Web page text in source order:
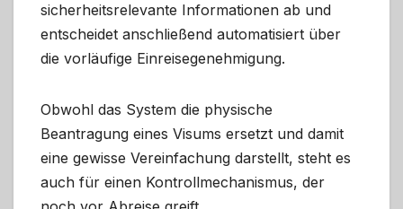
sicherheitsrelevante Informationen ab und
entscheidet anschließend automatisiert über
die vorläufige Einreisegenehmigung.
Obwohl das System die physische
Beantragung eines Visums ersetzt und damit
eine gewisse Vereinfachung darstellt, steht es
auch für einen Kontrollmechanismus, der